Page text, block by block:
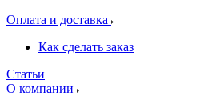
Оплата и доставка
Как сделать заказ
Статьи
О компании